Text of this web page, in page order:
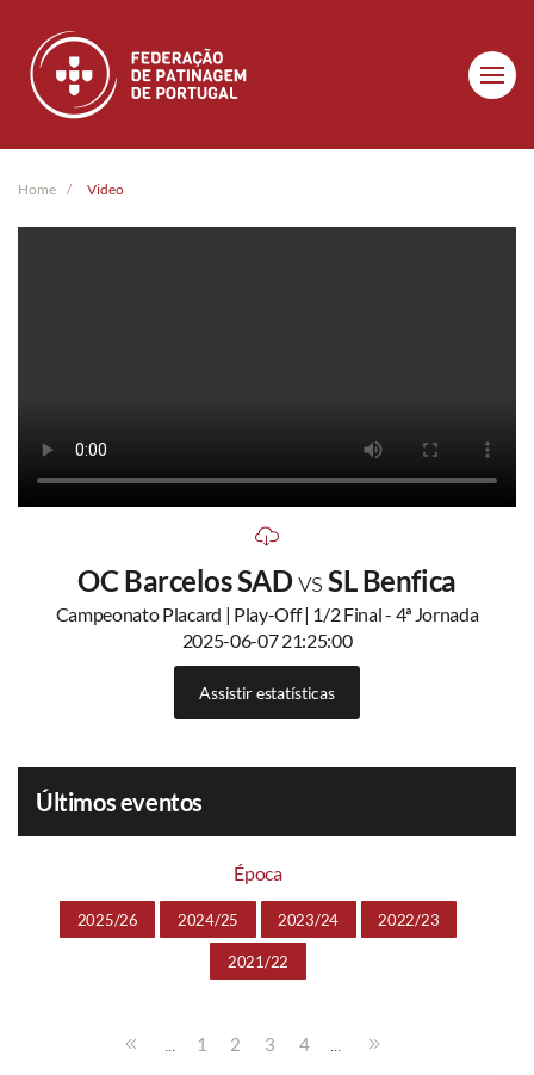
Skip to main content
Home Video
OC Barcelos SADvsSL Benfica
Campeonato Placard | Play-Off | 1/2 Final - 4ª Jornada
2025-06-07 21:25:00
Assistir estatísticas
Últimos eventos
Época
2025/26 2024/25 2023/24 2022/23
2021/22
... 1 2 3 4 ...